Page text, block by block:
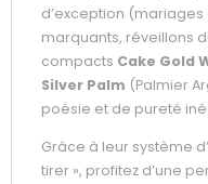
d’exception
marquants, réveillons
compacts Cake Gold
Silver Palm (Palmier
poésie et de pureté
Grâce à leur système
tirer », profitez d’une